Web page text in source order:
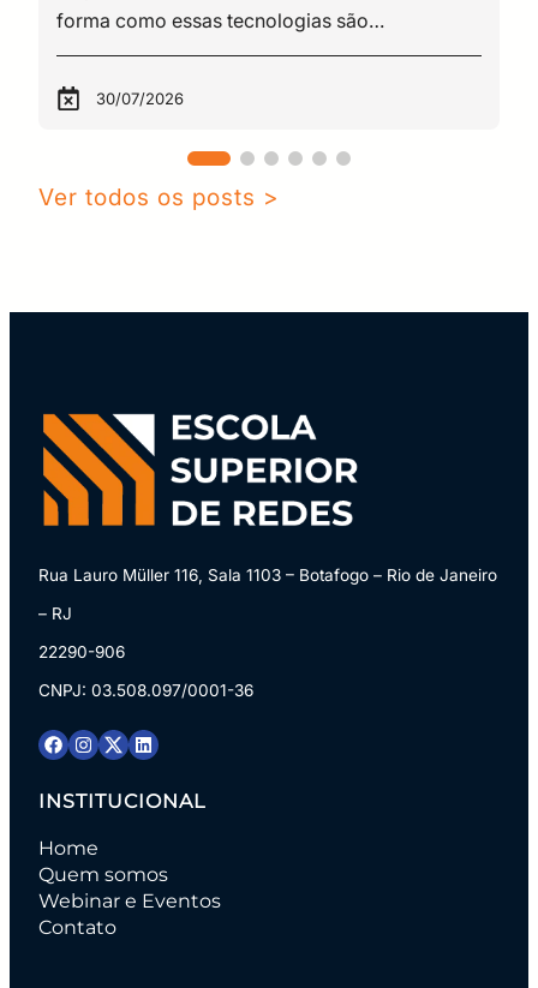
da comunidade, o TNC (Terena
Network Conference). GÉANT
estudantes e educadores,
educacionais, para isso, foi criada
Gyöngyi a responsabilidade de
de suas atividades de educação.
30/07/2026
Ver todos os posts >
Rua Lauro Müller 116, Sala 1103 – Botafogo – Rio de Janeiro
– RJ
22290-906
CNPJ: 03.508.097/0001-36
INSTITUCIONAL
Home
Quem somos
Webinar e Eventos
Contato